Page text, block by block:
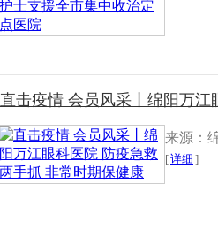
直击疫情 会员风采丨绵阳万
来源：
[详细 ]